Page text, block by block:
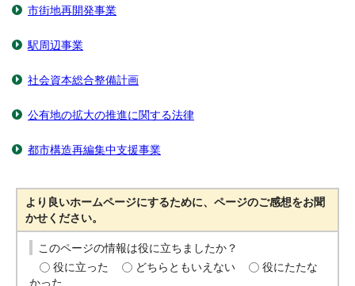
市街地再開発事業
駅周辺事業
社会資本総合整備計画
公有地の拡大の推進に関する法律
都市構造再編集中支援事業
より良いホームページにするために、ページのご感想をお聞
かせください。
このページの情報は役に立ちましたか？
役に立った
どちらともいえない
役にたたな
かった